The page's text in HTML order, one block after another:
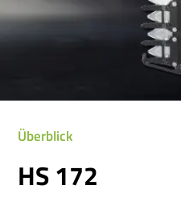
Überblick
HS 172